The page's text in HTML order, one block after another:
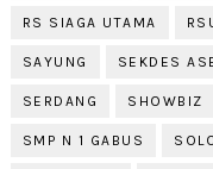
RS SIAGA UTAMA
SAYUNG SEKDES
SERDANG SHOWBIZ
SMP N 1 GABUS